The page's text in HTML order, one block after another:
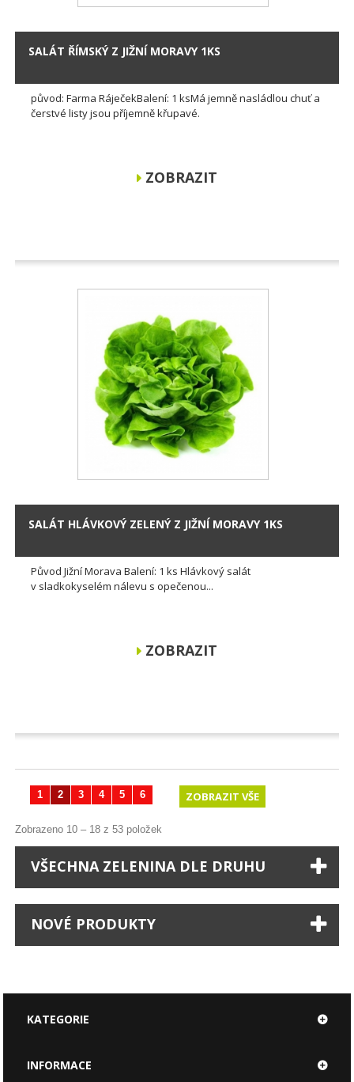
SALÁT ŘÍMSKÝ Z JIŽNÍ MORAVY 1KS
původ: Farma RáječekBalení: 1 ksMá jemně nasládlou chuť a
čerstvé listy jsou příjemně křupavé.
ZOBRAZIT
SALÁT HLÁVKOVÝ ZELENÝ Z JIŽNÍ MORAVY 1KS
Původ Jižní Morava Balení: 1 ks Hlávkový salát
v sladkokyselém nálevu s opečenou...
ZOBRAZIT
ZOBRAZIT VŠE
1 2 3 4 5 6
Zobrazeno 10 – 18 z 53 položek
VŠECHNA ZELENINA DLE DRUHU
NOVÉ PRODUKTY
KATEGORIE
INFORMACE